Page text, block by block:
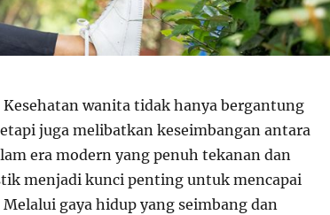
wanita tidak hanya bergantung
juga melibatkan keseimbangan antara
era modern yang penuh tekanan dan
menjadi kunci penting untuk mencapai
gaya hidup yang seimbang dan